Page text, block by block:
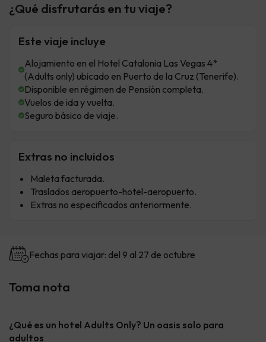
¿Qué disfrutarás en tu viaje?
Este viaje incluye
Alojamiento en el Hotel Catalonia Las Vegas 4*
(Adults only) ubicado en Puerto de la Cruz (Tenerife).
Disponible en régimen de Pensión completa.
Vuelos de ida y vuelta.
Seguro básico de viaje.
Extras no incluidos
Maleta facturada.
Traslados aeropuerto-hotel-aeropuerto.
Extras no especificados anteriormente.
Fechas para viajar: del 9 al 27 de octubre
Toma nota
¿Qué es un hotel Adults Only? Un oasis solo para
adultos